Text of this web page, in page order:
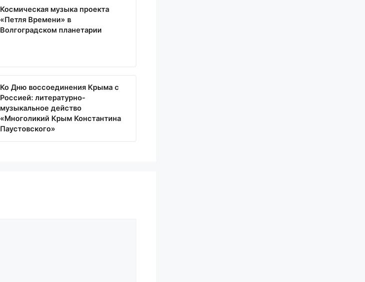
Космическая музыка проекта
«Петля Времени» в
Волгоградском планетарии
Ко Дню воссоединения Крыма с
Россией: литературно-
музыкальное действо
«Многоликий Крым Константина
Паустовского»